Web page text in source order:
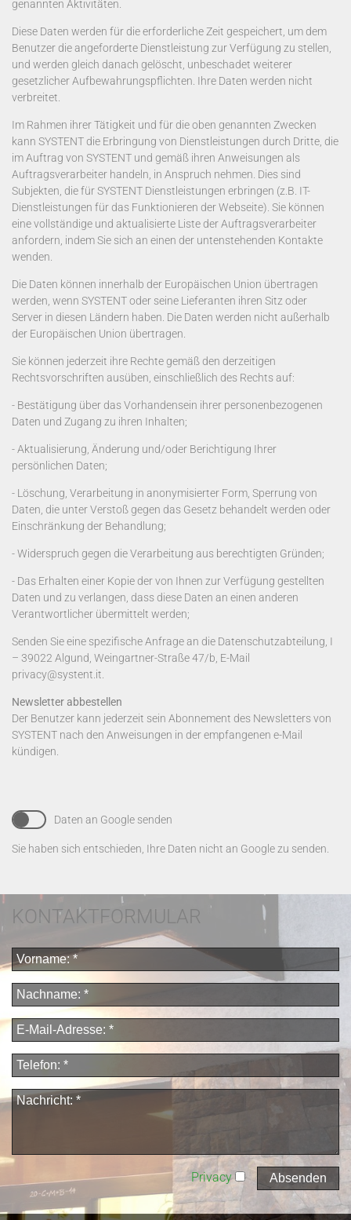
genannten Aktivitäten.
Diese Daten werden für die erforderliche Zeit gespeichert, um dem
Benutzer die angeforderte Dienstleistung zur Verfügung zu stellen,
und werden gleich danach gelöscht, unbeschadet weiterer
gesetzlicher Aufbewahrungspflichten. Ihre Daten werden nicht
verbreitet.
Im Rahmen ihrer Tätigkeit und für die oben genannten Zwecken
kann SYSTENT die Erbringung von Dienstleistungen durch Dritte, die
im Auftrag von SYSTENT und gemäß ihren Anweisungen als
Auftragsverarbeiter handeln, in Anspruch nehmen. Dies sind
Subjekten, die für SYSTENT Dienstleistungen erbringen (z.B. IT-
Dienstleistungen für das Funktionieren der Webseite). Sie können
eine vollständige und aktualisierte Liste der Auftragsverarbeiter
anfordern, indem Sie sich an einen der untenstehenden Kontakte
wenden.
Die Daten können innerhalb der Europäischen Union übertragen
werden, wenn SYSTENT oder seine Lieferanten ihren Sitz oder
Server in diesen Ländern haben. Die Daten werden nicht außerhalb
der Europäischen Union übertragen.
Sie können jederzeit ihre Rechte gemäß den derzeitigen
Rechtsvorschriften ausüben, einschließlich des Rechts auf:
- Bestätigung über das Vorhandensein ihrer personenbezogenen
Daten und Zugang zu ihren Inhalten;
- Aktualisierung, Änderung und/oder Berichtigung Ihrer
persönlichen Daten;
- Löschung, Verarbeitung in anonymisierter Form, Sperrung von
Daten, die unter Verstoß gegen das Gesetz behandelt werden oder
Einschränkung der Behandlung;
- Widerspruch gegen die Verarbeitung aus berechtigten Gründen;
- Das Erhalten einer Kopie der von Ihnen zur Verfügung gestellten
Daten und zu verlangen, dass diese Daten an einen anderen
Verantwortlicher übermittelt werden;
Senden Sie eine spezifische Anfrage an die Datenschutzabteilung, I
– 39022 Algund, Weingartner-Straße 47/b, E-Mail
privacy@systent.it.
Newsletter abbestellen
Der Benutzer kann jederzeit sein Abonnement des Newsletters von
SYSTENT nach den Anweisungen in der empfangenen e-Mail
kündigen.
Daten an Google senden
Sie haben sich entschieden, Ihre Daten nicht an Google zu senden.
KONTAKTFORMULAR
Privacy